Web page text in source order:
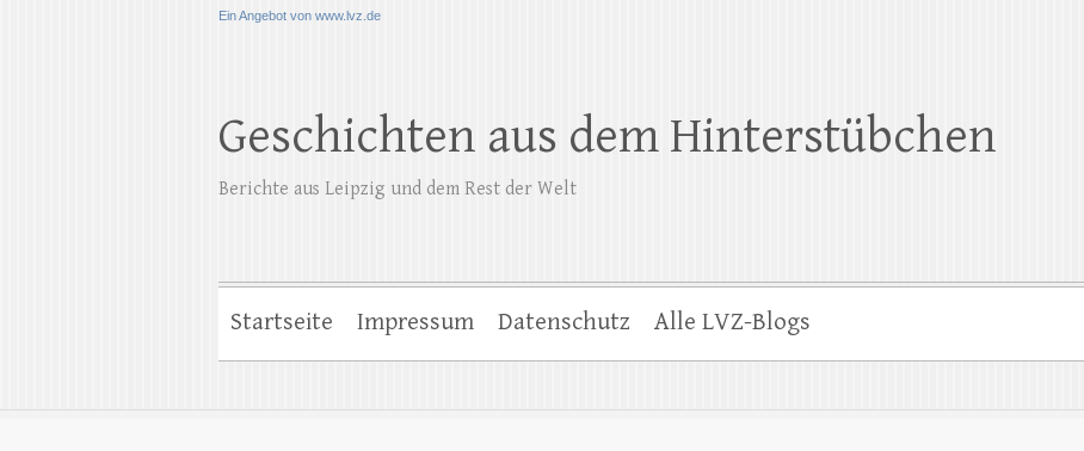
Ein Angebot von www.lvz.de
Geschichten aus dem Hinterstübchen
Berichte aus Leipzig und dem Rest der Welt
Startseite Impressum Datenschutz Alle LVZ-Blogs